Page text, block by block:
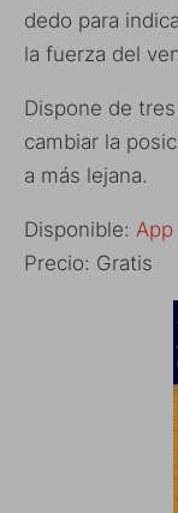
dedo para
la fuerza del
Dispone de
cambiar la
a más lejana.
Disponible:
Precio: Gratis